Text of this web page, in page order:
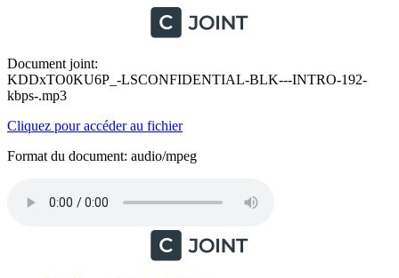
Document joint:
KDDxTO0KU6P_-LSCONFIDENTIAL-BLK---INTRO-192-
kbps-.mp3
Cliquez pour accéder au fichier
Format du document: audio/mpeg